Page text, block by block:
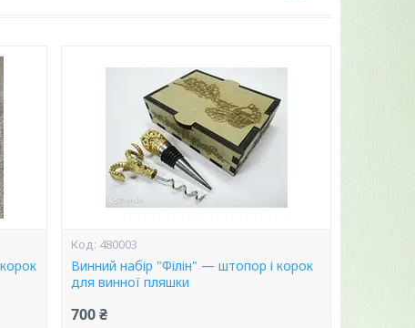
480003
Винний набір "Філін" — штопор і корок
для винної пляшки
700 ₴